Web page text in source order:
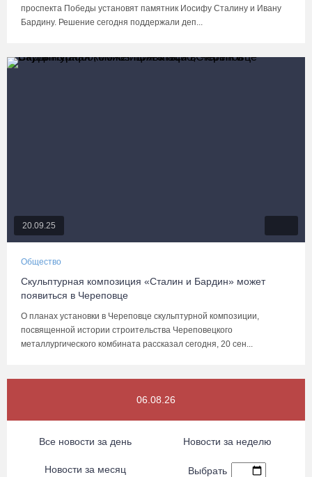
проспекта Победы установят памятник Иосифу Сталину и Ивану
Бардину. Решение сегодня поддержали деп...
20.09.25
Общество
Скульптурная композиция «Сталин и Бардин» может
появиться в Череповце
О планах установки в Череповце скульптурной композиции,
посвященной истории строительства Череповецкого
металлургического комбината рассказал сегодня, 20 сен...
06.08.26
Все новости за день Новости за неделю
Новости за месяц Выбрать